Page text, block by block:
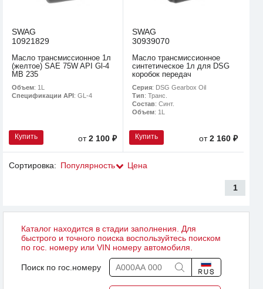
SWAG
10921829
Масло трансмиссионное 1л
(желтое) SAE 75W API Gl-4
MB 235
Объем: 1L
Спецификации API: GL-4
Купить от2 100 ₽
SWAG
30939070
Масло трансмиссионное
синтетическое 1л для DSG
коробок передач
Серия: DSG Gearbox Oil
Тип: Транс.
Состав: Синт.
Объем: 1L
Купить от2 160 ₽
Сортировка: Популярность Цена
1
Каталог находится в стадии заполнения. Для
быстрого и точного поиска воспользуйтесь поиском
по гос. номеру или VIN номеру автомобиля.
Поиск по гос.номеру